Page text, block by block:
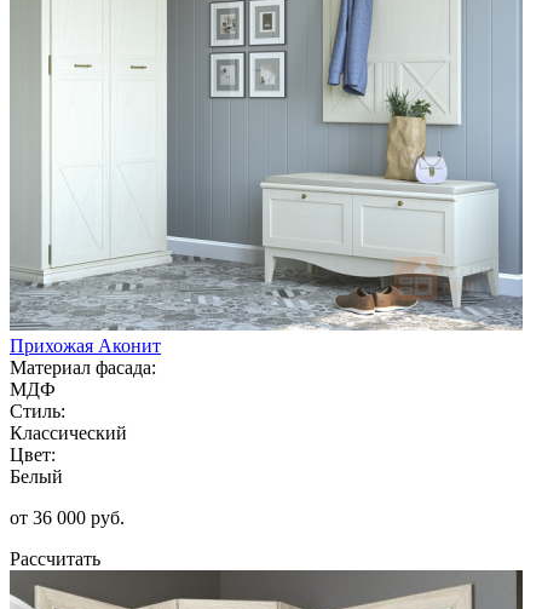
Прихожая Аконит
Материал фасада:
МДФ
Стиль:
Классический
Цвет:
Белый
от 36 000 руб.
Рассчитать